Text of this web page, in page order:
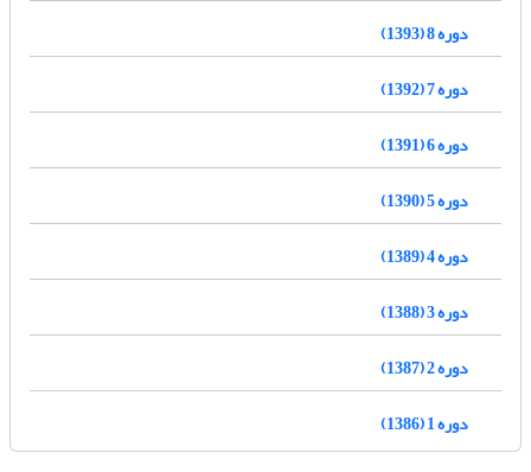
دوره 8 (1393)
دوره 7 (1392)
دوره 6 (1391)
دوره 5 (1390)
دوره 4 (1389)
دوره 3 (1388)
دوره 2 (1387)
دوره 1 (1386)